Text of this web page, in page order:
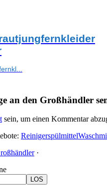
an den Großhändler
sein, um einen Kommentar
Reinigerspülmittel
·
LOS